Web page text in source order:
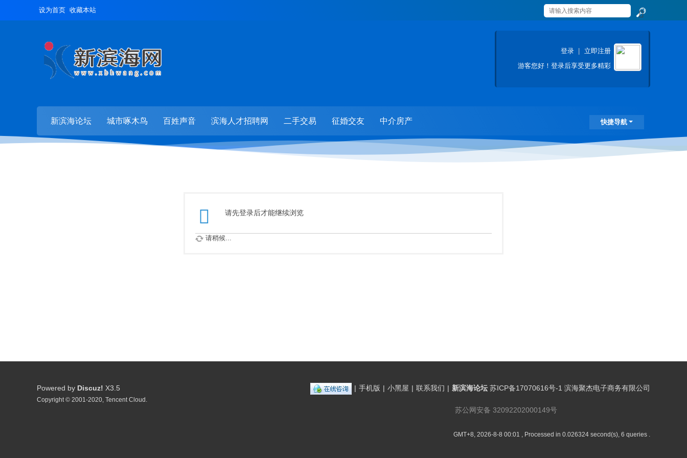
设为首页 收藏本站
索
登录
立即注册
游客您好！登录后享受更多精彩
快捷导航
新滨海论坛 城市啄木鸟 百姓声音 滨海人才招聘网 二手交易 征婚交友 中介房产
请先登录后才能继续浏览
请稍候...
| 手机版 | 小黑屋 | 联系我们 | 新滨海论坛 苏ICP备17070616号-1 滨海聚杰电子商务有限公司
苏公网安备 32092202000149号
GMT+8, 2026-8-8 00:01 , Processed in 0.026324 second(s), 6 queries .
Powered by Discuz! X3.5
Copyright © 2001-2020, Tencent Cloud.